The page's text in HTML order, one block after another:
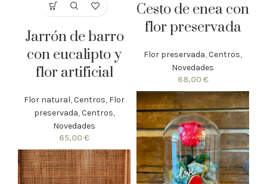
Cesto de enea con
flor preservada
Flor preservada,Centros,
Novedades
68,00€
Jarrón de barro
con eucalipto y
flor artificial
Flor natural,Centros, Flor
preservada,Centros,
Novedades
65,00€